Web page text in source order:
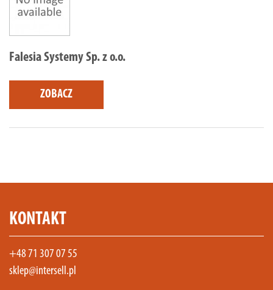
Falesia Systemy Sp. z o.o.
ZOBACZ
KONTAKT
+48 71 307 07 55
sklep@intersell.pl